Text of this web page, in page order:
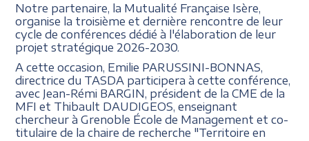
Notre partenaire, la Mutualité Française Isère,
organise la troisième et dernière rencontre de leur
cycle de conférences dédié à l'élaboration de leur
projet stratégique 2026-2030.
A cette occasion, Emilie PARUSSINI-BONNAS,
directrice du TASDA participera à cette conférence,
avec Jean-Rémi BARGIN, président de la CME de la
MFI et Thibault DAUDIGEOS, enseignant
chercheur à Grenoble École de Management et co-
titulaire de la chaire de recherche "Territoire en